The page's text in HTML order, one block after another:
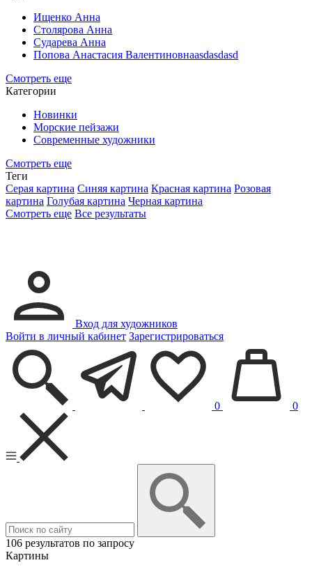
Ищенко Анна
Столярова Анна
Сударева Анна
Попова Анастасия Валентиновнаasdasdasd
Смотреть еще
Категории
Новинки
Морские пейзажи
Современные художники
Смотреть еще
Теги
Серая картина Синяя картина Красная картина Розовая
картина Голубая картина Черная картина
Смотреть еще Все результаты
Вход для художников
Войти в личный кабинет Зарегистрироваться
0 0
106 результатов по запросу
Картины